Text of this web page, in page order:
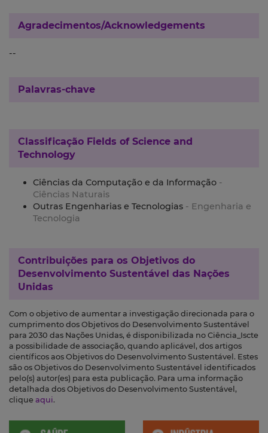
Agradecimentos/Acknowledgements
--
Palavras-chave
Classificação Fields of Science and
Technology
Ciências da Computação e da Informação -
Ciências Naturais
Outras Engenharias e Tecnologias - Engenharia e
Tecnologia
Contribuições para os Objetivos do
Desenvolvimento Sustentável das Nações
Unidas
Com o objetivo de aumentar a investigação direcionada para o
cumprimento dos Objetivos do Desenvolvimento Sustentável
para 2030 das Nações Unidas, é disponibilizada no Ciência_Iscte
a possibilidade de associação, quando aplicável, dos artigos
científicos aos Objetivos do Desenvolvimento Sustentável. Estes
são os Objetivos do Desenvolvimento Sustentável identificados
pelo(s) autor(es) para esta publicação. Para uma informação
detalhada dos Objetivos do Desenvolvimento Sustentável,
clique aqui.